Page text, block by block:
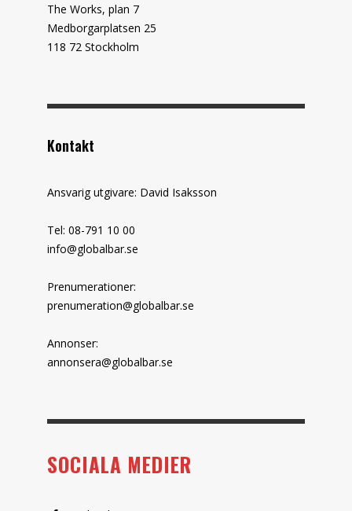
The Works, plan 7
Medborgarplatsen 25
118 72 Stockholm
Kontakt
Ansvarig utgivare: David Isaksson
Tel: 08-791 10 00
info@globalbar.se
Prenumerationer:
prenumeration@globalbar.se
Annonser:
annonsera@globalbar.se
SOCIALA MEDIER